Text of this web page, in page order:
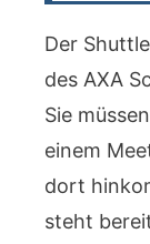
Der
des AXA
Sie
einem
dort
steht